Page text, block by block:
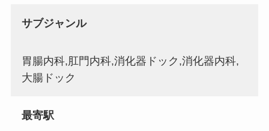
サブジャンル
胃腸内科,肛門内科,消化器ドック,消化器内科,
大腸ドック
最寄駅